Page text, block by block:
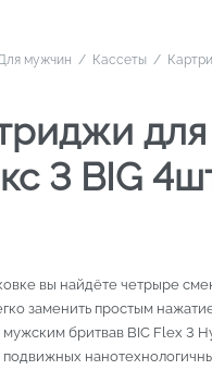
мужчин / Кассеты /
для
3 BIG
вы найдёте четрыре
заменить простым
мужским бритвав BIC Flex 3